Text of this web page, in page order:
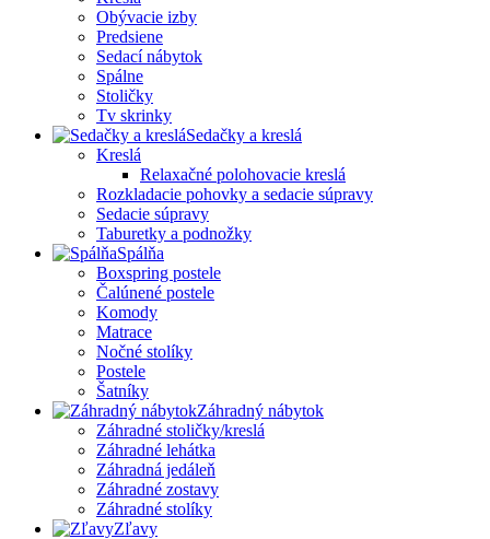
Obývacie izby
Predsiene
Sedací nábytok
Spálne
Stoličky
Tv skrinky
Sedačky a kreslá
Kreslá
Relaxačné polohovacie kreslá
Rozkladacie pohovky a sedacie súpravy
Sedacie súpravy
Taburetky a podnožky
Spálňa
Boxspring postele
Čalúnené postele
Komody
Matrace
Nočné stolíky
Postele
Šatníky
Záhradný nábytok
Záhradné stoličky/kreslá
Záhradné lehátka
Záhradná jedáleň
Záhradné zostavy
Záhradné stolíky
Zľavy